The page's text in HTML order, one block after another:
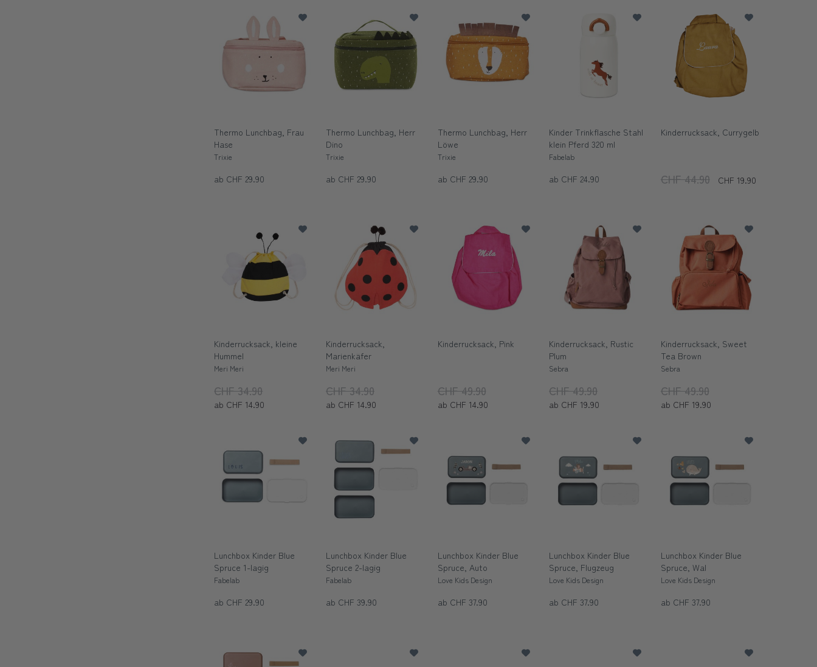
Thermo Lunchbag, Frau
Hase
Trixie
ab CHF 29.90
Thermo Lunchbag, Herr
Dino
Trixie
ab CHF 29.90
Thermo Lunchbag, Herr
Löwe
Trixie
ab CHF 29.90
Kinder Trinkflasche Stahl
klein Pferd 320 ml
Fabelab
ab CHF 24.90
Kinderrucksack, Currygelb
CHF 44.90 CHF 19.90
Kinderrucksack, kleine
Hummel
Meri Meri
CHF 34.90
ab CHF 14.90
Kinderrucksack,
Marienkäfer
Meri Meri
CHF 34.90
ab CHF 14.90
Kinderrucksack, Pink
CHF 49.90
ab CHF 14.90
Kinderrucksack, Rustic
Plum
Sebra
CHF 49.90
ab CHF 19.90
Kinderrucksack, Sweet
Tea Brown
Sebra
CHF 49.90
ab CHF 19.90
Lunchbox Kinder Blue
Spruce 1-lagig
Fabelab
ab CHF 29.90
Lunchbox Kinder Blue
Spruce 2-lagig
Fabelab
ab CHF 39.90
Lunchbox Kinder Blue
Spruce, Auto
Love Kids Design
ab CHF 37.90
Lunchbox Kinder Blue
Spruce, Flugzeug
Love Kids Design
ab CHF 37.90
Lunchbox Kinder Blue
Spruce, Wal
Love Kids Design
ab CHF 37.90